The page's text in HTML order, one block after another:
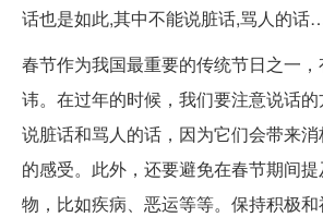
话也是如此,其中不能说脏话,骂人的话
春节作为我国最重要的传统节日之一
讳。在过年的时候，我们要注意说话
说脏话和骂人的话，因为它们会带来
的感受。此外，还要避免在春节期间
物，比如疾病、恶运等等。保持积极